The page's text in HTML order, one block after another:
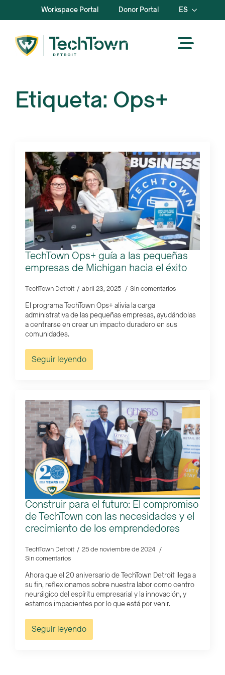
Workspace Portal Donor Portal ES
Etiqueta: Ops+
TechTown Ops+ guía a las pequeñas
empresas de Michigan hacia el éxito
TechTown Detroit abril 23, 2025 Sin comentarios
El programa TechTown Ops+ alivia la carga
administrativa de las pequeñas empresas, ayudándolas
a centrarse en crear un impacto duradero en sus
comunidades.
Seguir leyendo
Construir para el futuro: El compromiso
de TechTown con las necesidades y el
crecimiento de los emprendedores
TechTown Detroit
25 de noviembre de 2024
Sin comentarios
Ahora que el 20 aniversario de TechTown Detroit llega a
su fin, reflexionamos sobre nuestra labor como centro
neurálgico del espíritu empresarial y la innovación, y
estamos impacientes por lo que está por venir.
Seguir leyendo